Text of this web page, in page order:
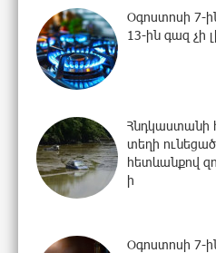
Օգոստոսի 7-
13-ին գազ չի
Հնդկաստանի
տեղի
հետևանքով
ի
Օգոստոսի 7-